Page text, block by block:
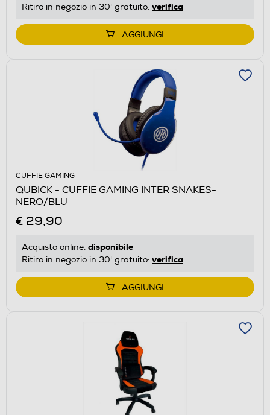
Ritiro in negozio in 30' gratuito: verifica
AGGIUNGI
CUFFIE GAMING
QUBICK - CUFFIE GAMING INTER SNAKES-
NERO/BLU
€ 29,90
Acquisto online: disponibile
Ritiro in negozio in 30' gratuito: verifica
AGGIUNGI